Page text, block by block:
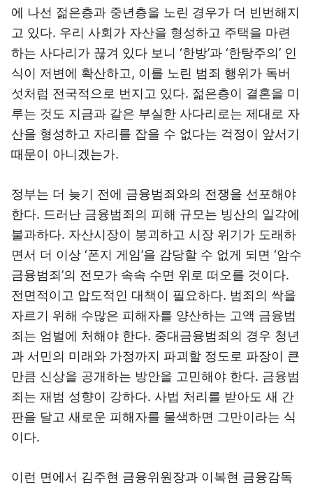
에 나선 젊은층과 중년층을 노린 경우가 더 빈번해지
고 있다. 우리 사회가 자산을 형성하고 주택을 마련
하는 사다리가 끊겨 있다 보니 ‘한방’과 ‘한탕주의’ 인
식이 저변에 확산하고, 이를 노린 범죄 행위가 독버
섯처럼 전국적으로 번지고 있다. 젊은층이 결혼을 미
루는 것도 지금과 같은 부실한 사다리로는 제대로 자
산을 형성하고 자리를 잡을 수 없다는 걱정이 앞서기
때문이 아니겠는가.
정부는 더 늦기 전에 금융범죄와의 전쟁을 선포해야
한다. 드러난 금융범죄의 피해 규모는 빙산의 일각에
불과하다. 자산시장이 붕괴하고 시장 위기가 도래하
면서 더 이상 ‘폰지 게임’을 감당할 수 없게 되면 ‘암수
금융범죄’의 전모가 속속 수면 위로 떠오를 것이다.
전면적이고 압도적인 대책이 필요하다. 범죄의 싹을
자르기 위해 수많은 피해자를 양산하는 고액 금융범
죄는 엄벌에 처해야 한다. 중대금융범죄의 경우 청년
과 서민의 미래와 가정까지 파괴할 정도로 파장이 큰
만큼 신상을 공개하는 방안을 고민해야 한다. 금융범
죄는 재범 성향이 강하다. 사법 처리를 받아도 새 간
판을 달고 새로운 피해자를 물색하면 그만이라는 식
이다.
이런 면에서 김주현 금융위원장과 이복현 금융감독